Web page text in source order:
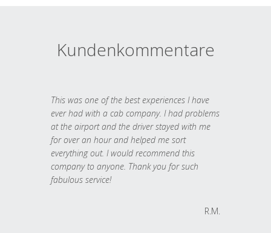
Kundenkommentare
This was one of the best experiences I have
ever had with a cab company. I had problems
at the airport and the driver stayed with me
for over an hour and helped me sort
everything out. I would recommend this
company to anyone. Thank you for such
fabulous service!
R.M.